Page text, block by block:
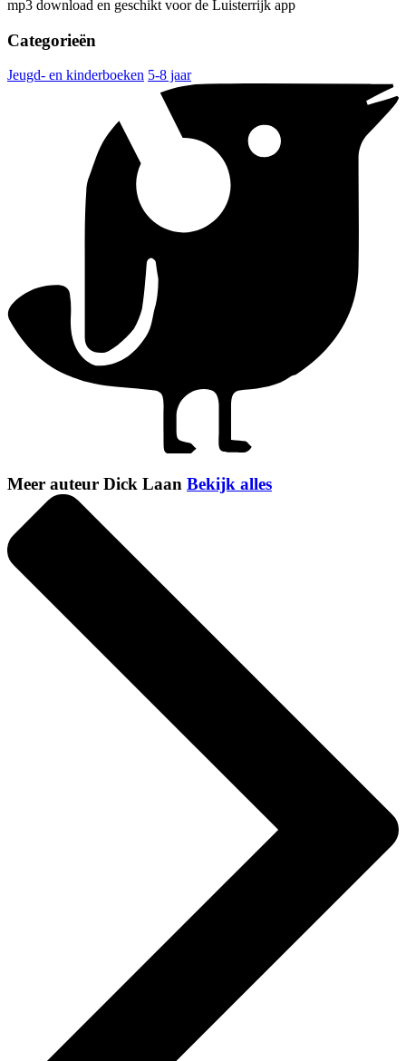
mp3 download en geschikt voor de Luisterrijk app
Categorieën
Jeugd- en kinderboeken 5-8 jaar
Meer auteur Dick Laan Bekijk alles